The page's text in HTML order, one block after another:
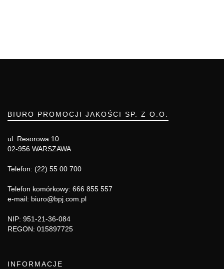
BIURO PROMOCJI JAKOŚCI SP. Z O.O.
ul. Resorowa 10
02-956 WARSZAWA
Telefon: (22) 55 00 700
Telefon komórkowy: 666 855 557
e-mail: biuro@bpj.com.pl
NIP: 951-21-36-084
REGON: 015897725
INFORMACJE